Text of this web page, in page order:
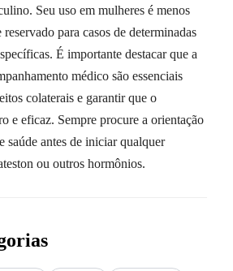
Seu uso em mulheres é menos
para casos de determinadas
É importante destacar que a
médico são essenciais
colaterais e garantir que o
e eficaz. Sempre procure a orientação
saúde antes de iniciar qualquer
ou outros hormônios.